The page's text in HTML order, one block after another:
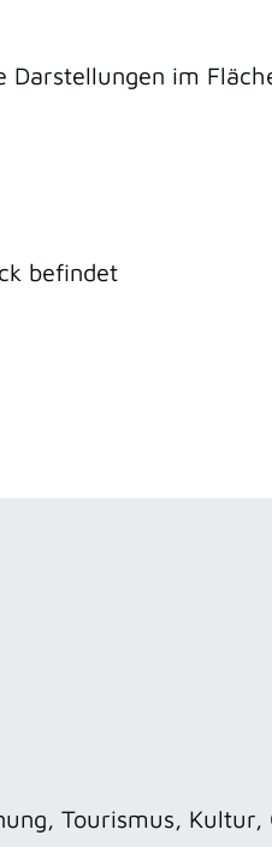
im
befindet
Tourismus, Kultur,